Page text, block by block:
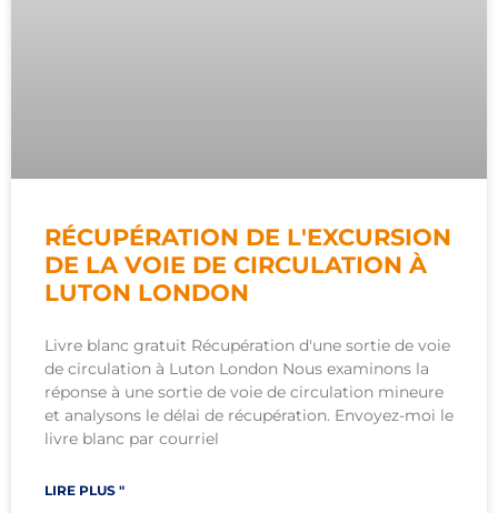
RÉCUPÉRATION DE L'EXCURSION
DE LA VOIE DE CIRCULATION À
LUTON LONDON
Livre blanc gratuit Récupération d'une sortie de voie
de circulation à Luton London Nous examinons la
réponse à une sortie de voie de circulation mineure
et analysons le délai de récupération. Envoyez-moi le
livre blanc par courriel
LIRE PLUS "